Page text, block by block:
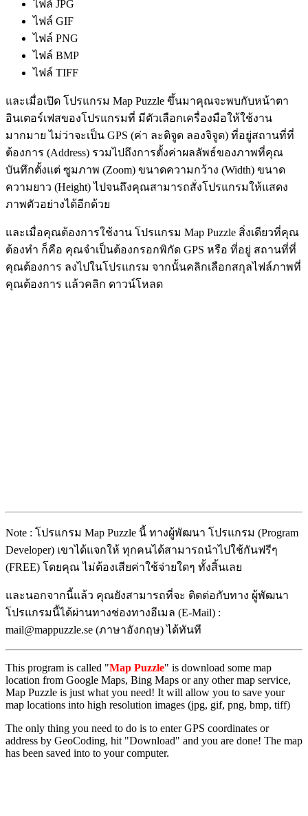
ไฟล์ JPG
ไฟล์ GIF
ไฟล์ PNG
ไฟล์ BMP
ไฟล์ TIFF
และเมื่อเปิด โปรแกรม Map Puzzle ขึ้นมาคุณจะพบกับหน้าตา
อินเตอร์เฟสของโปรแกรมที่ มีตัวเลือกเครื่องมือให้ใช้งาน
มากมาย ไม่ว่าจะเป็น GPS (ค่า ละติจูด ลองจิจูด) ที่อยู่สถานที่ที่
ต้องการ (Address) รวมไปถึงการตั้งค่าผลลัพธ์ของภาพที่คุณ
บันทึกตั้งแต่ ซูมภาพ (Zoom) ขนาดความกว้าง (Width) ขนาด
ความยาว (Height) ไปจนถึงคุณสามารถสั่งโปรแกรมให้แสดง
ภาพตัวอย่างได้อีกด้วย
และเมื่อคุณต้องการใช้งาน โปรแกรม Map Puzzle สิ่งเดียวที่คุณ
ต้องทำ ก็คือ คุณจำเป็นต้องกรอกพิกัด GPS หรือ ที่อยู่ สถานที่ที่
คุณต้องการ ลงไปในโปรแกรม จากนั้นคลิกเลือกสกุลไฟล์ภาพที่
คุณต้องการ แล้วคลิก ดาวน์โหลด
Note : โปรแกรม Map Puzzle นี้ ทางผู้พัฒนา โปรแกรม (Program
Developer) เขาได้แจกให้ ทุกคนได้สามารถนำไปใช้กันฟรีๆ
(FREE) โดยคุณ ไม่ต้องเสียค่าใช้จ่ายใดๆ ทั้งสิ้นเลย
และนอกจากนี้แล้ว คุณยังสามารถที่จะ ติดต่อกับทาง ผู้พัฒนา
โปรแกรมนี้ได้ผ่านทางช่องทางอีเมล (E-Mail) :
mail@mappuzzle.se (ภาษาอังกฤษ) ได้ทันที
This program is called "Map Puzzle" is download some map
location from Google Maps, Bing Maps or any other map service,
Map Puzzle is just what you need! It will allow you to save your
map locations into high resolution images (jpg, gif, png, bmp, tiff)
The only thing you need to do is to enter GPS coordinates or
address by GeoCoding, hit "Download" and you are done! The map
has been saved into to your computer.